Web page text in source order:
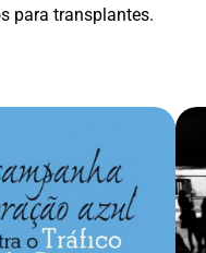
para transplantes.